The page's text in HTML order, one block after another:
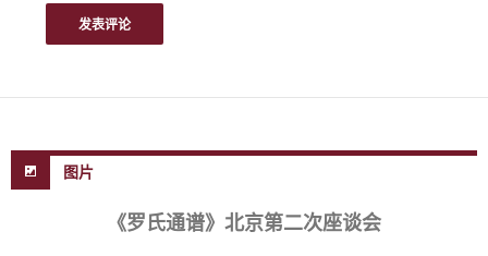
图片
《罗氏通谱》北京第二次座谈会